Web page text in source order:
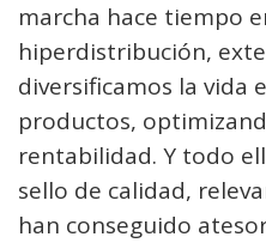
marcha hace tiempo
hiperdistribución,
diversificamos la vida
productos,
rentabilidad. Y todo
sello de calidad,
han conseguido